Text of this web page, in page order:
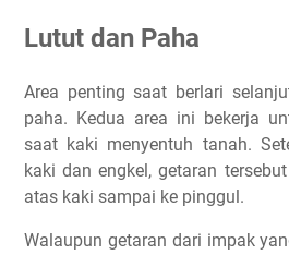
Lutut dan Paha
Area penting saat berlari
paha. Kedua area ini bekerja
saat kaki menyentuh tanah.
kaki dan engkel, getaran
atas kaki sampai ke pinggul.
Walaupun getaran dari impak